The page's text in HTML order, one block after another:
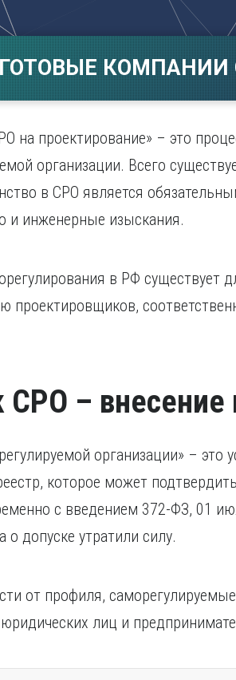
Воронеж
Е
Иваново
Ижевск
ГОТОВЫЕ КОМПАНИИ
на проектирование» – это
организации. Всего
в СРО является
и инженерные изыскания.
в РФ существует
проектировщиков,
СРО – внесение
организации» –
которое может
с введением 372-ФЗ, 01
о допуске утратили силу.
от профиля,
лиц и